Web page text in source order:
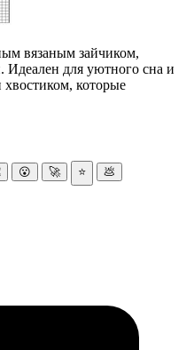
вязаным зайчиком,
для уютного сна и
которые
😮 🚀 ⭐ 💩